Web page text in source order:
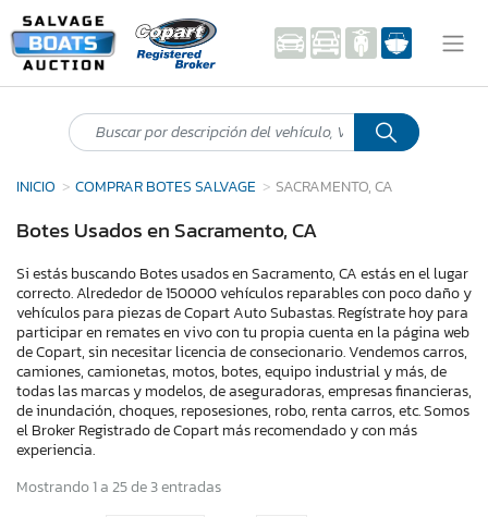
INICIO COMPRAR BOTES SALVAGE SACRAMENTO, CA
Botes Usados en Sacramento, CA
Si estás buscando Botes usados en Sacramento, CA estás en el lugar
correcto. Alrededor de 150000 vehículos reparables con poco daño y
vehículos para piezas de Copart Auto Subastas. Regístrate hoy para
participar en remates en vivo con tu propia cuenta en la página web
de Copart, sin necesitar licencia de consecionario. Vendemos carros,
camiones, camionetas, motos, botes, equipo industrial y más, de
todas las marcas y modelos, de aseguradoras, empresas financieras,
de inundación, choques, reposesiones, robo, renta carros, etc. Somos
el Broker Registrado de Copart más recomendado y con más
experiencia.
Mostrando 1 a 25 de 3 entradas